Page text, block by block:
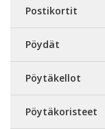
Postikortit
Pöydät
Pöytäkellot
Pöytäkoristeet